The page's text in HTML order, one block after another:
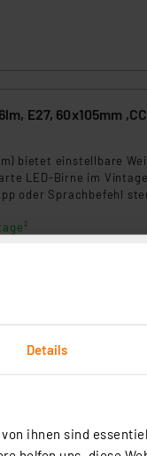
Details
ihnen sind
7W, 806lm, E27, 60x105mm
bietet einstellbare
LED-Birne im
oder Sprachbefehl
4,9W, 350lm) bietet